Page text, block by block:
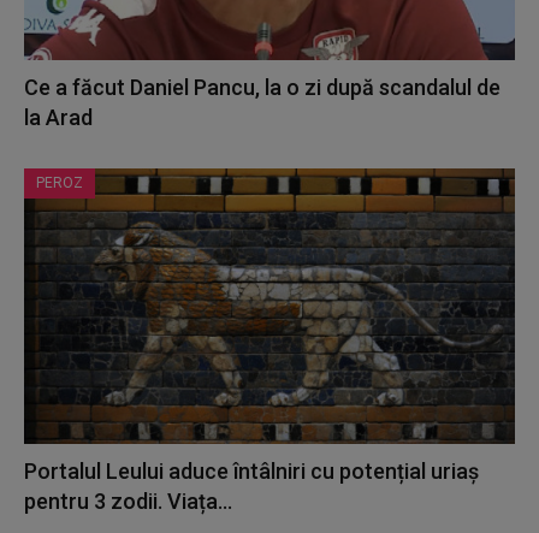
Ce a făcut Daniel Pancu, la o zi după scandalul de
la Arad
PEROZ
Portalul Leului aduce întâlniri cu potențial uriaș
pentru 3 zodii. Viața...